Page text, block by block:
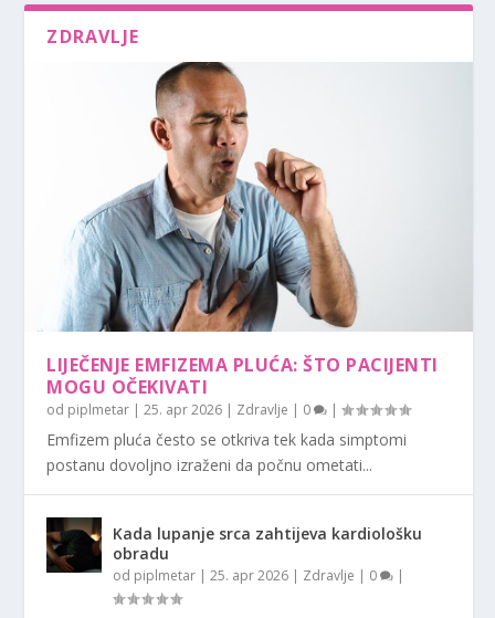
ZDRAVLJE
LIJEČENJE EMFIZEMA PLUĆA: ŠTO PACIJENTI
MOGU OČEKIVATI
od piplmetar |25. apr 2026 | Zdravlje | 0 |
Emfizem pluća često se otkriva tek kada simptomi
postanu dovoljno izraženi da počnu ometati...
Kada lupanje srca zahtijeva kardiološku
obradu
od piplmetar |25. apr 2026 | Zdravlje | 0 |